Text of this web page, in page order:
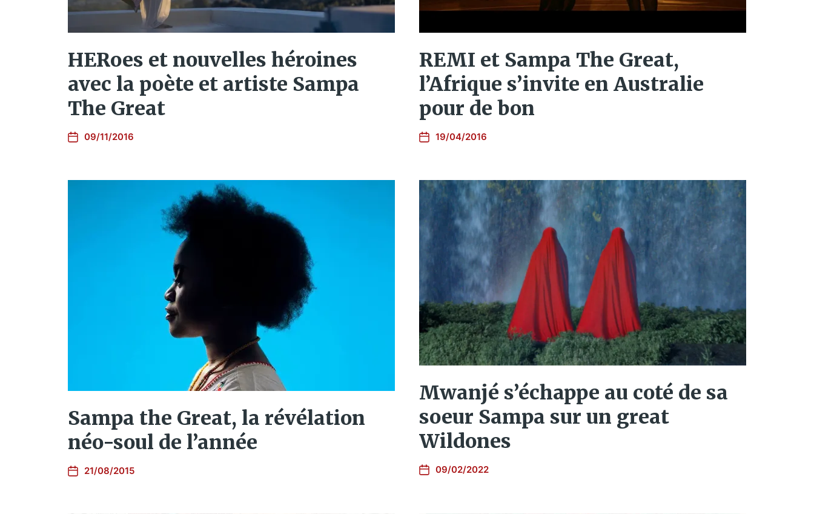
HERoes et nouvelles héroines
avec la poète et artiste Sampa
The Great
09/11/2016
REMI et Sampa The Great,
l’Afrique s’invite en Australie
pour de bon
19/04/2016
Sampa the Great, la révélation
néo-soul de l’année
21/08/2015
Mwanjé s’échappe au coté de sa
soeur Sampa sur un great
Wildones
09/02/2022